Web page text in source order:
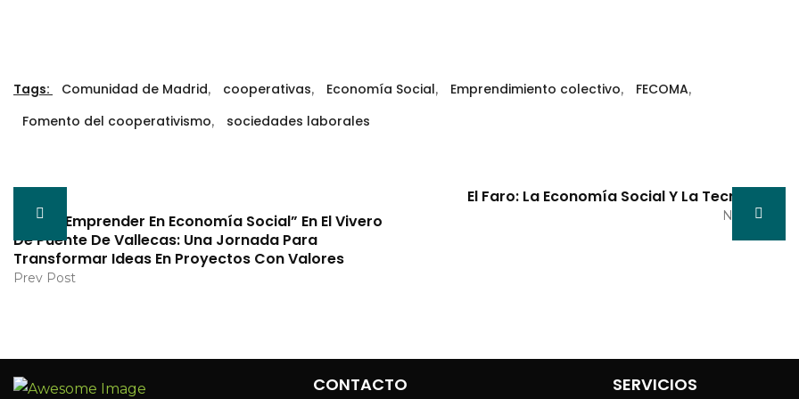
Tags: Comunidad de Madrid, cooperativas, Economía Social, Emprendimiento colectivo, FECOMA,
Fomento del cooperativismo, sociedades laborales
Taller “Emprender En Economía Social” En El Vivero
De Puente De Vallecas: Una Jornada Para
Transformar Ideas En Proyectos Con Valores
Prev Post
El Faro: La Economía Social Y La Tecnología
Next Post
CONTACTO SERVICIOS